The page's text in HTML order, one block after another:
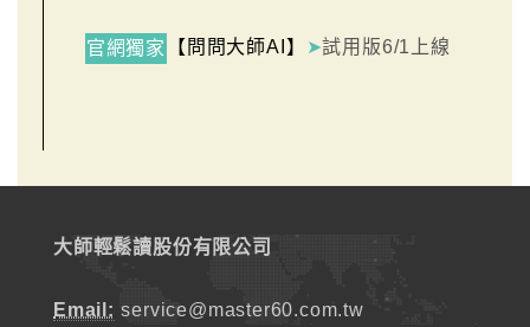
官網獨家 【問問大師AI】 ➤試用版6/1上線
大師輕鬆讀股份有限公司
Email: service@master60.com.tw